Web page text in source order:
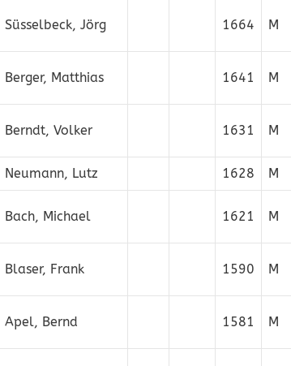
Süsselbeck, Jörg 1664 M
Berger, Matthias 1641 M
Berndt, Volker 1631 M
Neumann, Lutz 1628 M
Bach, Michael 1621 M
Blaser, Frank 1590 M
Apel, Bernd 1581 M